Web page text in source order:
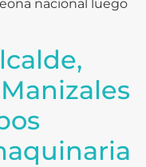
nacional luego